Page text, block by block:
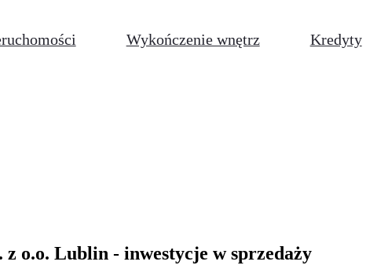
Wykończenie wnętrz Kredyty
z o.o. Lublin - inwestycje w sprzedaży